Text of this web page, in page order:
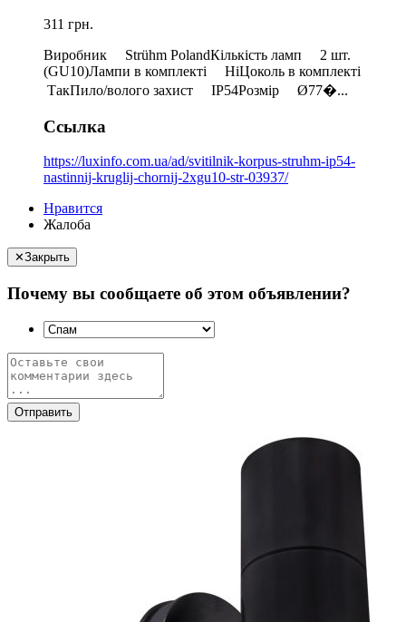
311 грн.
Виробник Strühm PolandКількість ламп 2 шт.
(GU10)Лампи в комплекті НіЦоколь в комплекті
ТакПило/волого захист IP54Розмір Ø77�...
Ссылка
https://luxinfo.com.ua/ad/svitilnik-korpus-struhm-ip54-
nastinnij-kruglij-chornij-2xgu10-str-03937/
Нравится
Жалоба
✕Закрыть
Почему вы сообщаете об этом объявлении?
Отправить